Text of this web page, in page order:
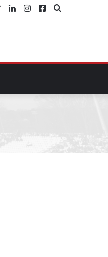
Procurar
Facebook
Instagram
Linkedin
Twitter